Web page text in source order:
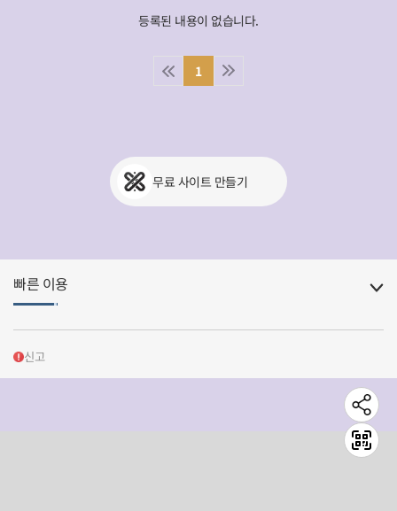
등록된 내용이 없습니다.
1
무료 사이트 만들기
빠른 이용
신고